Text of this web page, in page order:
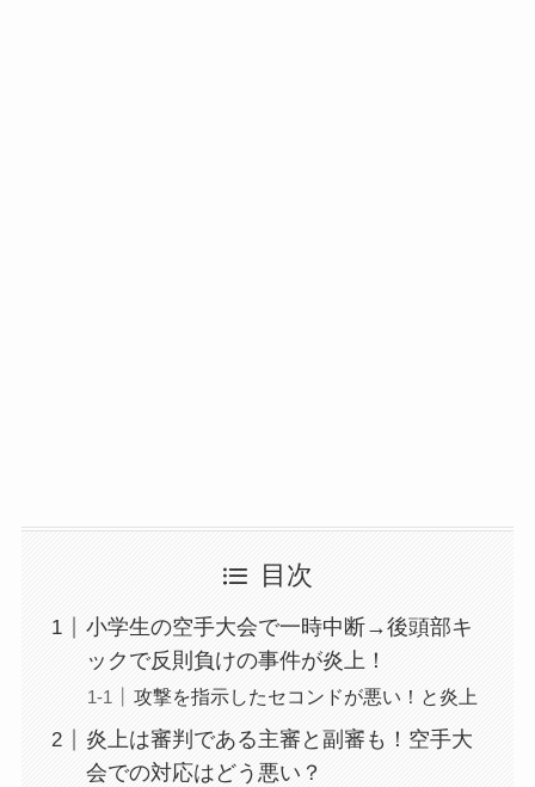
目次
小学生の空手大会で一時中断→後頭部キ
ックで反則負けの事件が炎上！
攻撃を指示したセコンドが悪い！と炎上
炎上は審判である主審と副審も！空手大
会での対応はどう悪い？